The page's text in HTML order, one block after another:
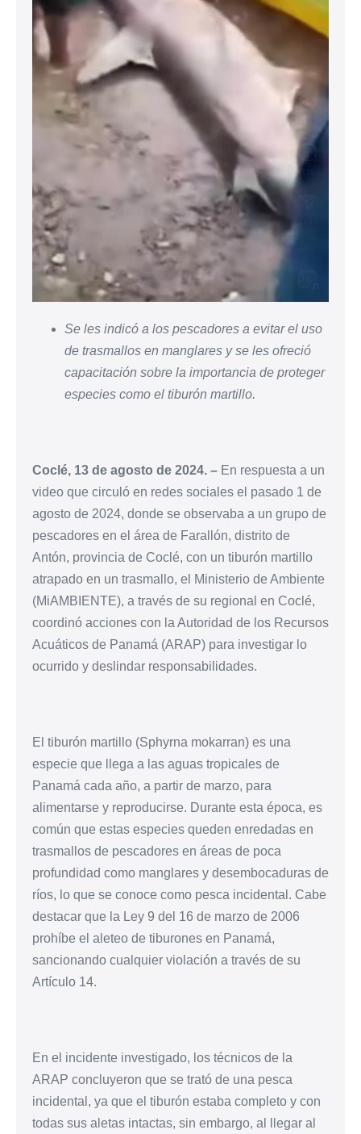
Se les indicó a los pescadores a evitar el uso
de trasmallos en manglares y se les ofreció
capacitación sobre la importancia de proteger
especies como el tiburón martillo.
Coclé, 13 de agosto de 2024. – En respuesta a un
video que circuló en redes sociales el pasado 1 de
agosto de 2024, donde se observaba a un grupo de
pescadores en el área de Farallón, distrito de
Antón, provincia de Coclé, con un tiburón martillo
atrapado en un trasmallo, el Ministerio de Ambiente
(MiAMBIENTE), a través de su regional en Coclé,
coordinó acciones con la Autoridad de los Recursos
Acuáticos de Panamá (ARAP) para investigar lo
ocurrido y deslindar responsabilidades.
El tiburón martillo (Sphyrna mokarran) es una
especie que llega a las aguas tropicales de
Panamá cada año, a partir de marzo, para
alimentarse y reproducirse. Durante esta época, es
común que estas especies queden enredadas en
trasmallos de pescadores en áreas de poca
profundidad como manglares y desembocaduras de
ríos, lo que se conoce como pesca incidental. Cabe
destacar que la Ley 9 del 16 de marzo de 2006
prohíbe el aleteo de tiburones en Panamá,
sancionando cualquier violación a través de su
Artículo 14.
En el incidente investigado, los técnicos de la
ARAP concluyeron que se trató de una pesca
incidental, ya que el tiburón estaba completo y con
todas sus aletas intactas, sin embargo, al llegar al